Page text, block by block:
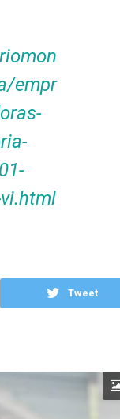
empr
Tweet